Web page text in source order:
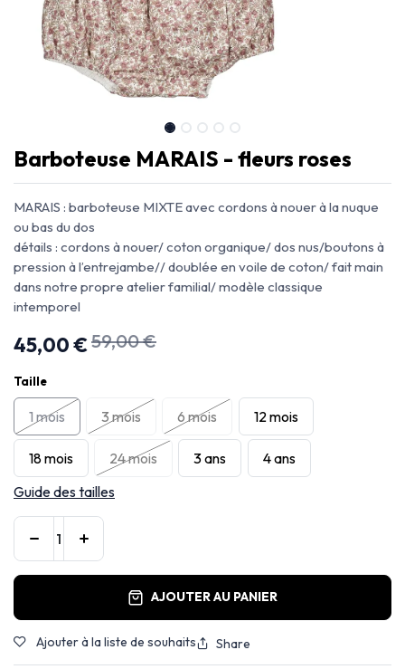
Barboteuse MARAIS - fleurs roses
MARAIS : barboteuse MIXTE avec cordons à nouer à la nuque
ou bas du dos
détails : cordons à nouer/ coton organique/ dos nus/boutons à
pression à l’entrejambe// doublée en voile de coton/ fait main
dans notre propre atelier familial/ modèle classique
intemporel
45,00€59,00€
Taille
1 mois 3 mois 6 mois 12 mois
18 mois 24 mois 3 ans
4 ans
Guide des tailles
AJOUTER AU PANIER
Ajouter à la liste de souhaits Share